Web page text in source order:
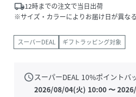
local_shipping12時までの注文で当日出荷
※サイズ・カラーによりお届け日が異なる
スーパーDEAL ギフトラッピング対象
scheduleスーパーDEAL 10%ポイントバ
2026/08/04(火) 10:00〜